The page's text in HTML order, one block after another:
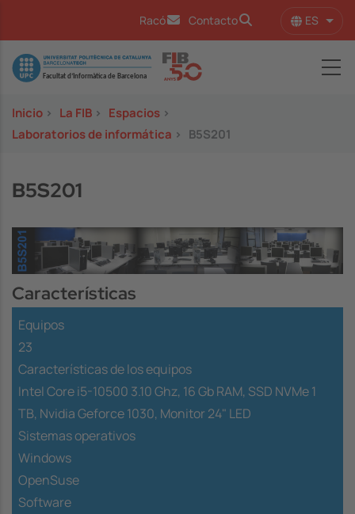
Racó Contacto ES
Image
Inicio > La FIB > Espacios >
Laboratorios de informática > B5S201
B5S201
Image
Características
Equipos
23
Características de los equipos
Intel Core i5-10500 3.10 Ghz, 16 Gb RAM, SSD NVMe 1
TB, Nvidia Geforce 1030, Monitor 24" LED
Sistemas operativos
Windows
OpenSuse
Software